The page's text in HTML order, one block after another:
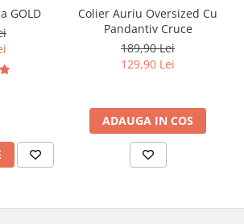
GOLD
Colier Auriu Oversized Cu
Pandantiv Cruce
189,90 Lei
129,90 Lei
ADAUGA IN COS